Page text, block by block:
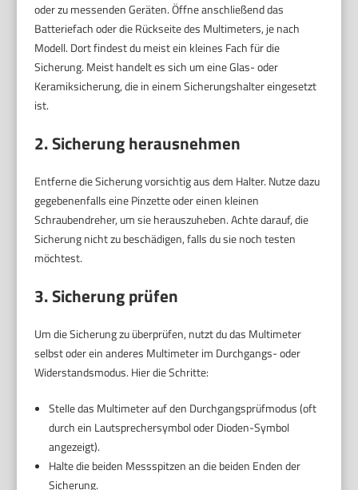
oder zu messenden Geräten. Öffne anschließend das
Batteriefach oder die Rückseite des Multimeters, je nach
Modell. Dort findest du meist ein kleines Fach für die
Sicherung. Meist handelt es sich um eine Glas- oder
Keramiksicherung, die in einem Sicherungshalter eingesetzt
ist.
2. Sicherung herausnehmen
Entferne die Sicherung vorsichtig aus dem Halter. Nutze dazu
gegebenenfalls eine Pinzette oder einen kleinen
Schraubendreher, um sie herauszuheben. Achte darauf, die
Sicherung nicht zu beschädigen, falls du sie noch testen
möchtest.
3. Sicherung prüfen
Um die Sicherung zu überprüfen, nutzt du das Multimeter
selbst oder ein anderes Multimeter im Durchgangs- oder
Widerstandsmodus. Hier die Schritte:
Stelle das Multimeter auf den Durchgangsprüfmodus (oft
durch ein Lautsprechersymbol oder Dioden-Symbol
angezeigt).
Halte die beiden Messspitzen an die beiden Enden der
Sicherung.